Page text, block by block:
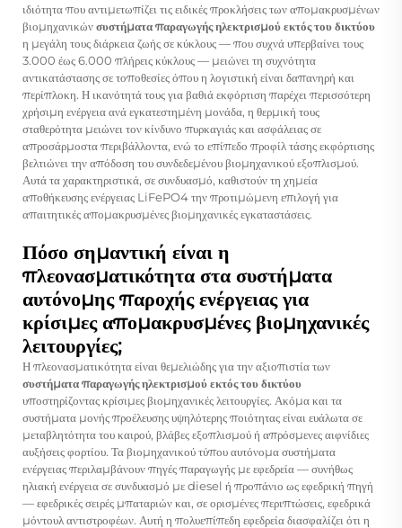
ιδιότητα που αντιμετωπίζει τις ειδικές προκλήσεις των απομακρυσμένων
βιομηχανικώνσυστήματα παραγωγής ηλεκτρισμού εκτός του δικτύου
η μεγάλη τους διάρκεια ζωής σε κύκλους — που συχνά υπερβαίνει τους
3.000 έως 6.000 πλήρεις κύκλους — μειώνει τη συχνότητα
αντικατάστασης σε τοποθεσίες όπου η λογιστική είναι δαπανηρή και
περίπλοκη. Η ικανότητά τους για βαθιά εκφόρτιση παρέχει περισσότερη
χρήσιμη ενέργεια ανά εγκατεστημένη μονάδα, η θερμική τους
σταθερότητα μειώνει τον κίνδυνο πυρκαγιάς και ασφάλειας σε
απροσάρμοστα περιβάλλοντα, ενώ το επίπεδο προφίλ τάσης εκφόρτισης
βελτιώνει την απόδοση του συνδεδεμένου βιομηχανικού εξοπλισμού.
Αυτά τα χαρακτηριστικά, σε συνδυασμό, καθιστούν τη χημεία
αποθήκευσης ενέργειας LiFePO4 την προτιμώμενη επιλογή για
απαιτητικές απομακρυσμένες βιομηχανικές εγκαταστάσεις.
Πόσο σημαντική είναι η
πλεονασματικότητα στα συστήματα
αυτόνομης παροχής ενέργειας για
κρίσιμες απομακρυσμένες βιομηχανικές
λειτουργίες;
Η πλεονασματικότητα είναι θεμελιώδης για την αξιοπιστία των
συστήματα παραγωγής ηλεκτρισμού εκτός του δικτύου
υποστηρίζοντας κρίσιμες βιομηχανικές λειτουργίες. Ακόμα και τα
συστήματα μονής προέλευσης υψηλότερης ποιότητας είναι ευάλωτα σε
μεταβλητότητα του καιρού, βλάβες εξοπλισμού ή απρόσμενες αιφνίδιες
αυξήσεις φορτίου. Τα βιομηχανικού τύπου αυτόνομα συστήματα
ενέργειας περιλαμβάνουν πηγές παραγωγής με εφεδρεία — συνήθως
ηλιακή ενέργεια σε συνδυασμό με diesel ή προπάνιο ως εφεδρική πηγή
— εφεδρικές σειρές μπαταριών και, σε ορισμένες περιπτώσεις, εφεδρικά
μόντουλ αντιστροφέων. Αυτή η πολυεπίπεδη εφεδρεία διασφαλίζει ότι η